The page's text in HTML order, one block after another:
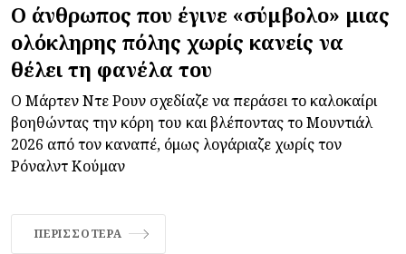
Ο άνθρωπος που έγινε «σύμβολο» μιας
ολόκληρης πόλης χωρίς κανείς να
θέλει τη φανέλα του
Ο Μάρτεν Ντε Ρουν σχεδίαζε να περάσει το καλοκαίρι
βοηθώντας την κόρη του και βλέποντας το Μουντιάλ
2026 από τον καναπέ, όμως λογάριαζε χωρίς τον
Ρόναλντ Κούμαν
ΠΕΡΙΣΣΌΤΕΡΑ